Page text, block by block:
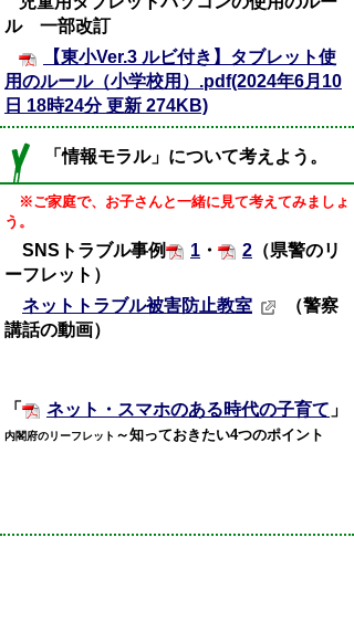
ル 一部改訂
【東小Ver.3 ルビ付き】タブレット使
用のルール（小学校用）.pdf(2024年6月10
日 18時24分 更新 274KB)
「情報モラル」について考えよう。
※ご家庭で、お子さんと一緒に見て考えてみましょ
う。
SNSトラブル事例 1 ・ 2 （県警のリ
ーフレット）
ネットトラブル被害防止教室
（警察
講話の動画）
「 ネット・スマホのある時代の子育て 」
内閣府のリーフレット ～知っておきたい4つのポイント